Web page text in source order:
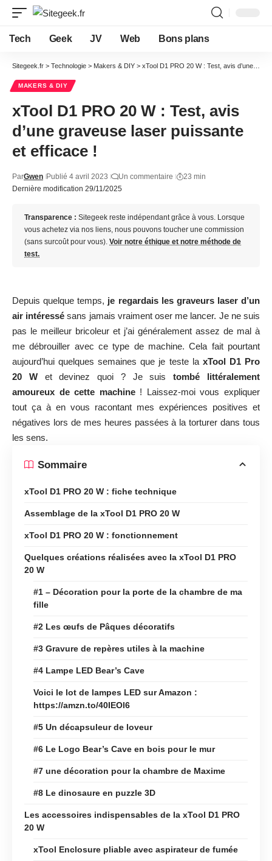
Tech Geek JV Web Bons plans
Sitegeek.fr > Technologie > Makers & DIY > xTool D1 PRO 20 W : Test, avis d’une graveuse laser puissante et efficace !
MAKERS & DIY
xTool D1 PRO 20 W : Test, avis
d’une graveuse laser puissante
et efficace !
Dernière modification 29/11/2025
ParGwen Publié 4 avril 2023 Un commentaire 23 min
Transparence : Sitegeek reste indépendant grâce à vous. Lorsque
vous achetez via nos liens, nous pouvons toucher une commission
(sans surcoût pour vous). Voir notre éthique et notre méthode de
test.
Depuis quelque temps, je regardais les graveurs laser d’un
air intéressé sans jamais vraiment oser me lancer. Je ne suis
pas le meilleur bricoleur et j’ai généralement assez de mal à
me débrouiller avec ce type de machine. Cela fait pourtant
aujourd’hui quelques semaines que je teste la xTool D1 Pro
20 Wet devinez quoi ? Je suistombé littéralement
amoureux de cette machine! Laissez-moi vous expliquer
tout ça à en vous racontant mes expériences positives et
négatives lors de mes heures passées à la torturer dans tous
les sens.
Sommaire
xTool D1 PRO 20 W : fiche technique
Assemblage de la xTool D1 PRO 20 W
xTool D1 PRO 20 W : fonctionnement
Quelques créations réalisées avec la xTool D1 PRO
20 W
#1 – Décoration pour la porte de la chambre de ma
fille
#2 Les œufs de Pâques décoratifs
#3 Gravure de repères utiles à la machine
#4 Lampe LED Bear’s Cave
Voici le lot de lampes LED sur Amazon :
https://amzn.to/40IEOl6
#5 Un décapsuleur de loveur
#6 Le Logo Bear’s Cave en bois pour le mur
#7 une décoration pour la chambre de Maxime
#8 Le dinosaure en puzzle 3D
Les accessoires indispensables de la xTool D1 PRO
20 W
xTool Enclosure pliable avec aspirateur de fumée